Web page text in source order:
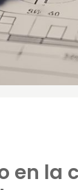
en la